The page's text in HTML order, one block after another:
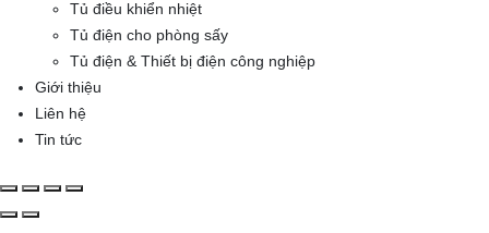
Tủ điều khiển nhiệt
Tủ điện cho phòng sấy
Tủ điện & Thiết bị điện công nghiệp
Giới thiệu
Liên hệ
Tin tức